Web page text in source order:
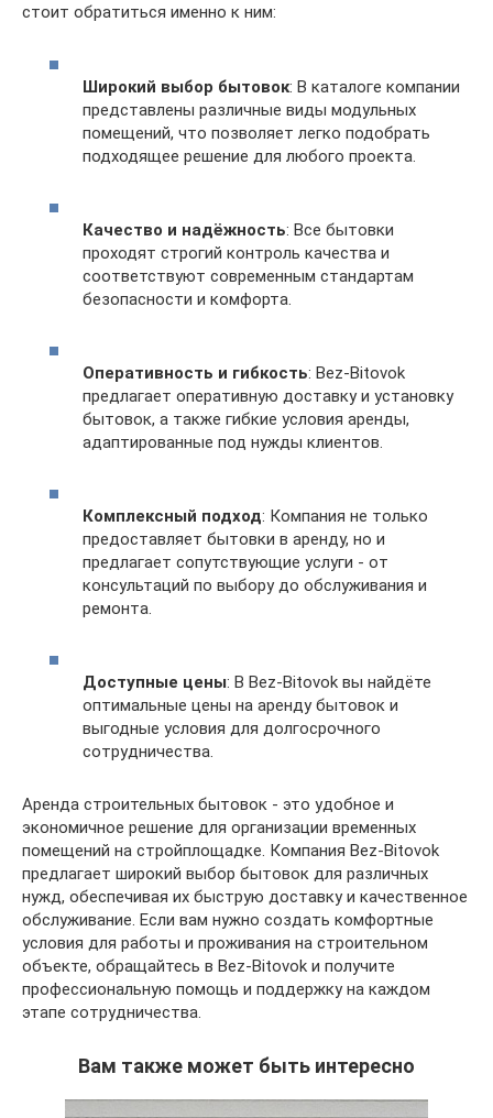
стоит обратиться именно к ним:
Широкий выбор бытовок: В каталоге компании
представлены различные виды модульных
помещений, что позволяет легко подобрать
подходящее решение для любого проекта.
Качество и надёжность: Все бытовки
проходят строгий контроль качества и
соответствуют современным стандартам
безопасности и комфорта.
Оперативность и гибкость: Bez-Bitovok
предлагает оперативную доставку и установку
бытовок, а также гибкие условия аренды,
адаптированные под нужды клиентов.
Комплексный подход: Компания не только
предоставляет бытовки в аренду, но и
предлагает сопутствующие услуги - от
консультаций по выбору до обслуживания и
ремонта.
Доступные цены: В Bez-Bitovok вы найдёте
оптимальные цены на аренду бытовок и
выгодные условия для долгосрочного
сотрудничества.
Аренда строительных бытовок - это удобное и
экономичное решение для организации временных
помещений на стройплощадке. Компания Bez-Bitovok
предлагает широкий выбор бытовок для различных
нужд, обеспечивая их быструю доставку и качественное
обслуживание. Если вам нужно создать комфортные
условия для работы и проживания на строительном
объекте, обращайтесь в Bez-Bitovok и получите
профессиональную помощь и поддержку на каждом
этапе сотрудничества.
Вам также может быть интересно